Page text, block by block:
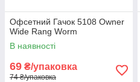
Офсетний Гачок 5108 Owner
Wide Rang Worm
В наявності
69 ₴/упаковка
74 ₴/упаковка